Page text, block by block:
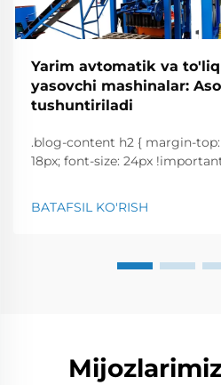
Yarim avtomatik va
yasovchi mashinalar:
tushuntiriladi
.blog-content h2 { margin-
18px; font-size: 24px
w...
BATAFSIL KO'RISH